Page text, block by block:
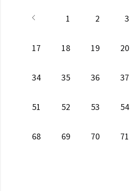
1 2 3
17 18 19 20
34 35 36 37
51 52 53 54
68 69 70 71